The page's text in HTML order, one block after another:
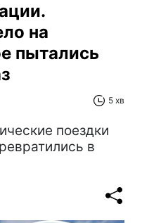
на
пытались
5 хв
поездки
в